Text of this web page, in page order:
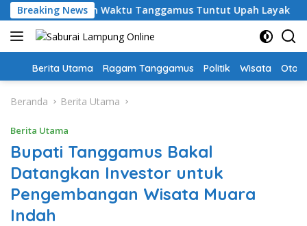
Langsung
ke
konten
Breaking News
PPPK Paruh Waktu Tanggamus Tuntut Upah Layak
Home
Berita Utama Ragam Tanggamus Politik Wisata Oto
Beranda Berita Utama
Berita Utama
Bupati Tanggamus Bakal
Datangkan Investor untuk
Pengembangan Wisata Muara
Indah